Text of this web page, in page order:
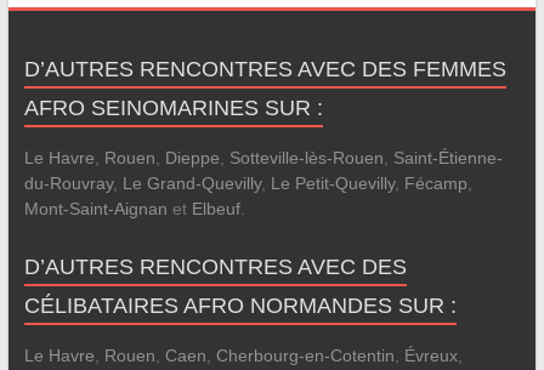
D’AUTRES RENCONTRES AVEC DES FEMMES
AFRO SEINOMARINES SUR :
Le Havre Rouen Dieppe Sotteville-lès-Rouen
Saint-Étienne-
du-Rouvray, Le Grand-Quevilly, Le Petit-Quevilly, Fécamp
Mont-Saint-Aignan et Elbeuf.
D’AUTRES RENCONTRES AVEC DES
CÉLIBATAIRES AFRO NORMANDES SUR :
Le Havre Rouen Caen Cherbourg-en-Cotentin Évreux,